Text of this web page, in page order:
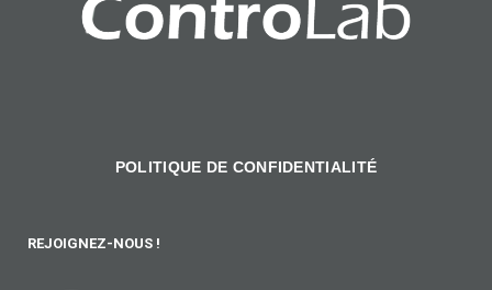
POLITIQUE DE CONFIDENTIALITÉ
REJOIGNEZ-NOUS !